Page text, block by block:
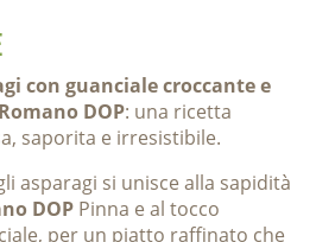
con guanciale croccante e
DOP: una ricetta
saporita e irresistibile.
asparagi si unisce alla sapidità
DOP Pinna e al tocco
per un piatto raffinato che